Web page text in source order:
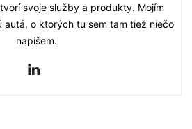
svoje služby a produkty. Mojím
autá, o ktorých tu sem tam tiež niečo
napíšem.